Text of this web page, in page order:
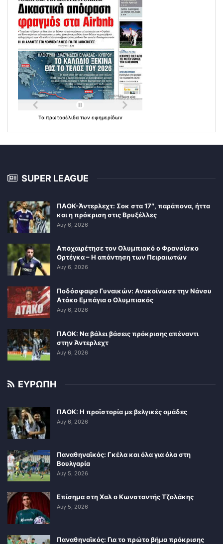
Τα πρωτοσέλιδα των εφημερίδων
SUPER LEAGUE
ΠΑΟΚ-Άντερλεχτ: Σοκ στα 17″, παράπονα, ήττα
και η πρόκριση στις Βρυξέλλες
Αυγ 6, 2026
Αποχαιρέτησε τον Ολυμπιακό ο Φρανσίσκο
Ορτέγκα – Η απάντηση των Πειραιωτών
Αυγ 6, 2026
Ποδόσφαιρο Γυναικών: Ανακοίνωσε την Νάνσυ
Ατάκο Εμπάγια ο Ολυμπιακός
Αυγ 6, 2026
ΠΑΟΚ: Να βάλει βάσεις πρόκρισης απέναντι
στην Άντερλεχτ
Αυγ 6, 2026
ΕΥΡΩΠΗ
ΠΑΟΚ: Η προϊστορία με βελγικές ομάδες
Αυγ 6, 2026
Παναθηναϊκός: Γκέλα και όλα για όλα στη
Βουλγαρία
Αυγ 5, 2026
Επίσημα στη Χαλ ο Κωνσταντής Τζολάκης
Αυγ 5, 2026
Παναθηναϊκός: Για το πρώτο βήμα πρόκρισης